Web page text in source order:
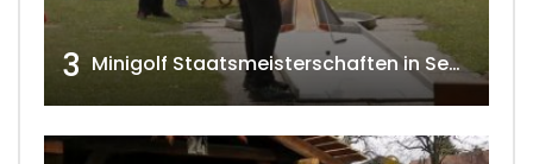
3 Minigolf Staatsmeisterschaften in Seefeld-Kadolz w4tv174